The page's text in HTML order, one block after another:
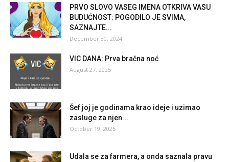
PRVO SLOVO VASEG IMENA OTKRIVA VASU
BUDUĆNOST: POGODILO JE SVIMA,
SAZNAJTE...
December 30, 2024
VIC DANA: Prva bračna noć
August 27, 2025
Šef joj je godinama krao ideje i uzimao
zasluge za njen...
October 19, 2025
Udala se za farmera, a onda saznala pravu